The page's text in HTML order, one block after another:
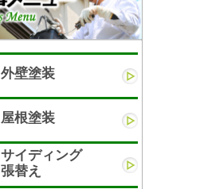
外壁塗装
屋根塗装
サイディング
張替え